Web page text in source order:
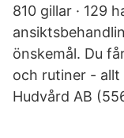
810 gillar · 129
önskemål. Du
och rutiner -
Hudvård AB